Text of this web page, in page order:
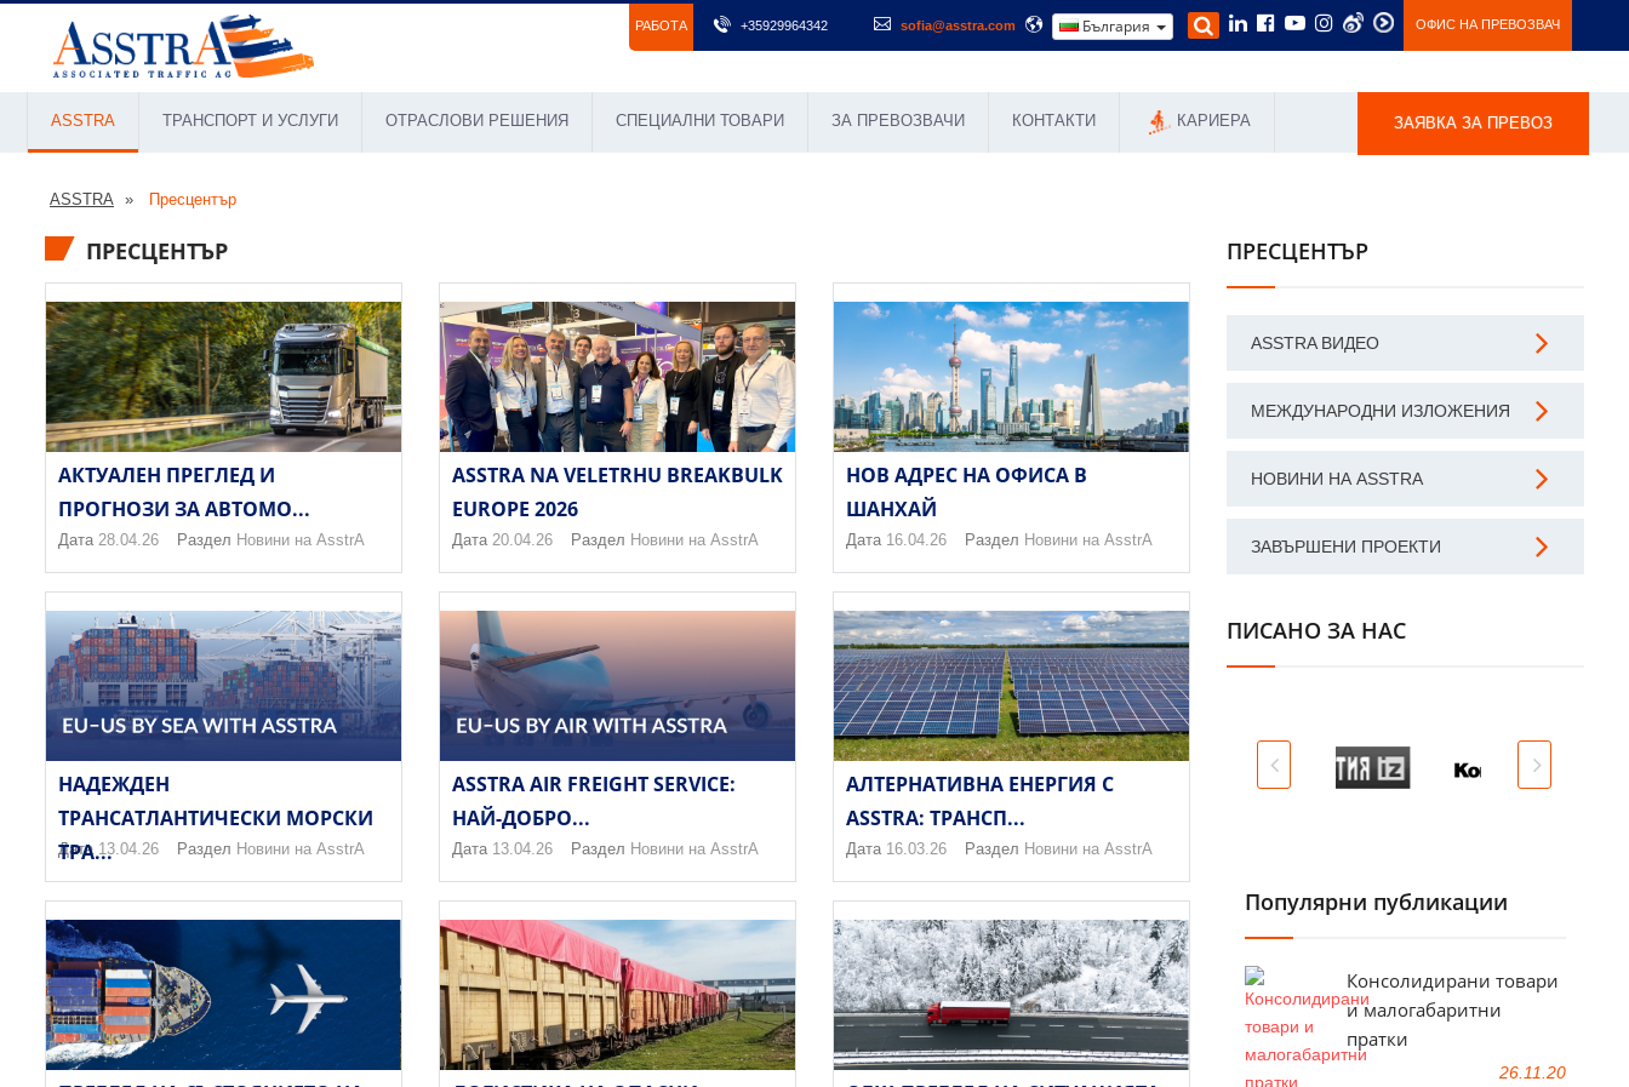
РАБОТА +35929964342 sofia@asstra.com България ОФИС НА ПРЕВОЗВАЧ
ASSTRA ТРАНСПОРТ И УСЛУГИ ОТРАСЛОВИ РЕШЕНИЯ СПЕЦИАЛНИ ТОВАРИ ЗА ПРЕВОЗВАЧИ КОНТАКТИ КАРИЕРА ЗАЯВКА ЗА ПРЕВОЗ
ASSTRA Пресцентър
ПРЕСЦЕНТЪР
АКТУАЛЕН ПРЕГЛЕД И
ПРОГНОЗИ ЗА АВТОМО...
Дата 28.04.26 Раздел Новини на AsstrA
ASSTRA NA VELETRHU BREAKBULK
EUROPE 2026
Дата 20.04.26Раздел Новини на AsstrA
НОВ АДРЕС НА ОФИСА В
ШАНХАЙ
Дата 16.04.26Раздел Новини на AsstrA
НАДЕЖДЕН
ТРАНСАТЛАНТИЧЕСКИ МОРСКИ
ТРА...
Дата 13.04.26 Раздел Новини на AsstrA
ASSTRA AIR FREIGHT SERVICE:
НАЙ-ДОБРО...
Дата 13.04.26Раздел Новини на AsstrA
АЛТЕРНАТИВНА ЕНЕРГИЯ С
ASSTRA: ТРАНСП...
Дата 16.03.26Раздел Новини на AsstrA
ПРЕСЦЕНТЪР
ASSTRA ВИДЕО
МЕЖДУНАРОДНИ ИЗЛОЖЕНИЯ
НОВИНИ НА ASSTRA
ЗАВЪРШЕНИ ПРОЕКТИ
ПИСАНО ЗА НАС
Популярни публикации
Консолидирани товари
и малогабаритни
пратки
26.11.20